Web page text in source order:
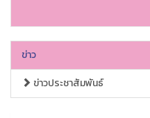
ข่าว
ข่าวประชาสัมพันธ์